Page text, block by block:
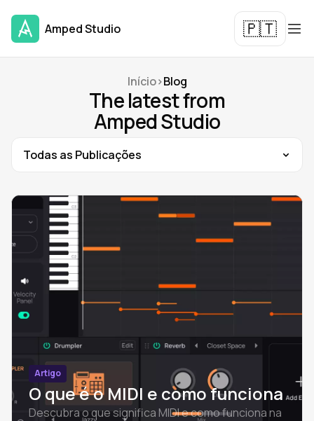
Amped Studio 🇵🇹
Início>Blog
The latest from
Amped Studio
Artigo
O que é o MIDI e como funciona
Descubra o que significa MIDI e como funciona na